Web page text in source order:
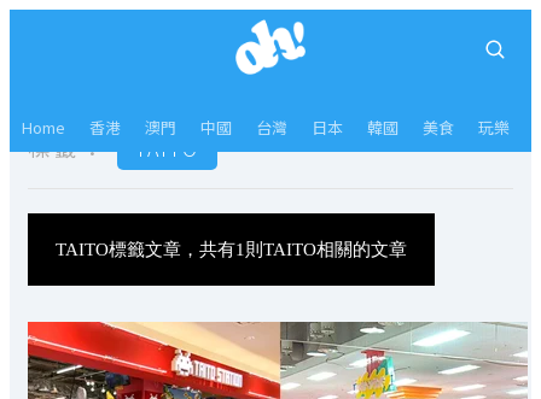
Home 香港 澳門 中國 台灣 日本 韓國 美食 玩樂
標籤： TAITO
TAITO標籤文章，共有1則TAITO相關的文章